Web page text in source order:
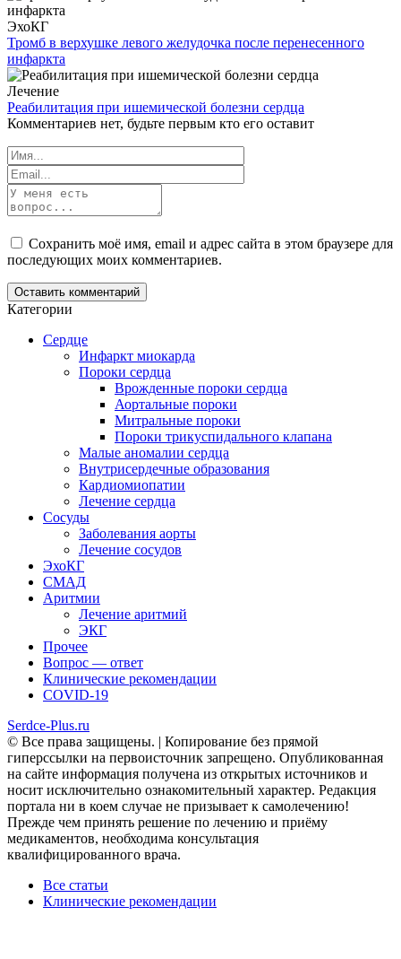
ЭхоКГ
Тромб в верхушке левого желудочка после перенесенного
инфаркта
Лечение
Реабилитация при ишемической болезни сердца
Комментариев нет, будьте первым кто его оставит
Сохранить моё имя, email и адрес сайта в этом браузере для
последующих моих комментариев.
Категории
Сердце
Инфаркт миокарда
Пороки сердца
Врожденные пороки сердца
Аортальные пороки
Митральные пороки
Пороки трикуспидального клапана
Малые аномалии сердца
Внутрисердечные образования
Кардиомиопатии
Лечение сердца
Сосуды
Заболевания аорты
Лечение сосудов
ЭхоКГ
СМАД
Аритмии
Лечение аритмий
ЭКГ
Прочее
Вопрос — ответ
Клинические рекомендации
COVID-19
Serdce-Plus.ru
© Все права защищены. | Копирование без прямой
гиперссылки на первоисточник запрещено. Опубликованная
на сайте информация получена из открытых источников и
носит исключительно ознакомительный характер. Редакция
портала ни в коем случае не призывает к самолечению!
Прежде чем принять решение по лечению и приёму
медикаментов, необходима консультация
квалифицированного врача.
Все статьи
Клинические рекомендации